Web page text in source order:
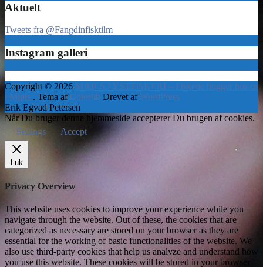
Aktuelt
Tweets fra @Fangdinfisktilm
Instagram galleri
Copyright © 2026 MJØLS LYSTFISKERI – Fiskene hugger hos os
i Mjøls . Tema af Colorlib Drevet afWordPress
Erik Egvad Petersen
Når Du bruger denne hjemmeside accepterer Du brugen af cookies.
Settings
Accept
Luk
Privacy Overview
This website uses cookies to improve your experience while you
navigate through the website. Out of these, the cookies that are
categorized as necessary are stored on your browser as they are
essential for the working of basic functionalities of the website. We
also use third-party cookies that help us analyze and understand how
you use this website. These cookies will be stored in your browser